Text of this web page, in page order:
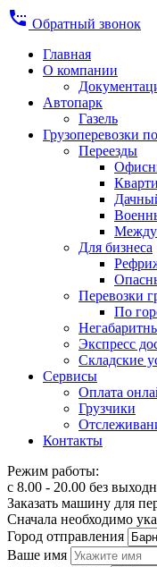
settings_phone Обратный звонок
Главная
О компании
Автопарк
Газель
Грузоперевозки
Переезды
Для бизнеса
Перевозки
По
Экспресс
Складские
Сервисы
Оплата
Грузчики
Контакты
Режим работы:
с 8.00 - 20.00 без
Заказать машину для
Сначала необходимо
Город отправления
Ваше имя